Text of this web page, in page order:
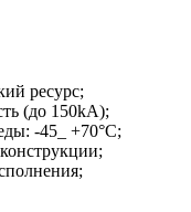
ресурс;
(до 150kA);
-45_ +70°С;